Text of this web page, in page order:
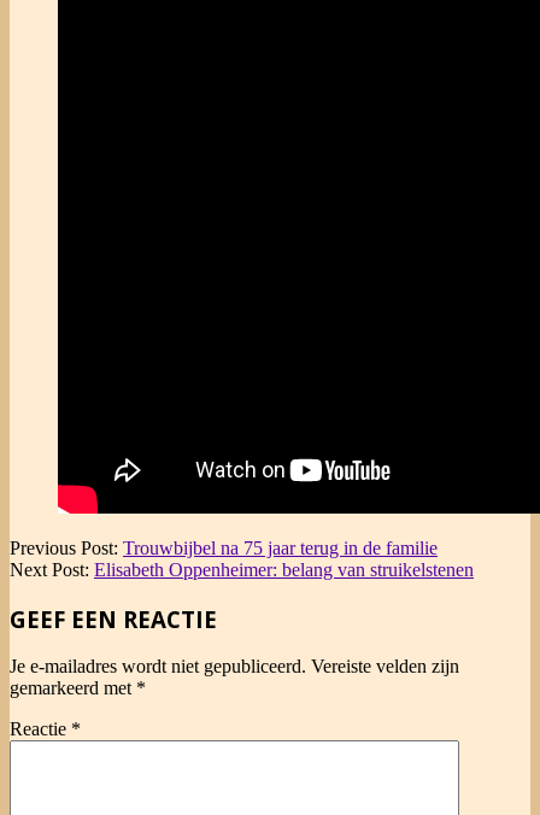
2019-
03-
Previous Post: Trouwbijbel na 75 jaar terug in de familie
Next Post: Elisabeth Oppenheimer: belang van struikelstenen
GEEF EEN REACTIE
Je e-mailadres wordt niet gepubliceerd. Vereiste velden zijn
gemarkeerd met *
Reactie *